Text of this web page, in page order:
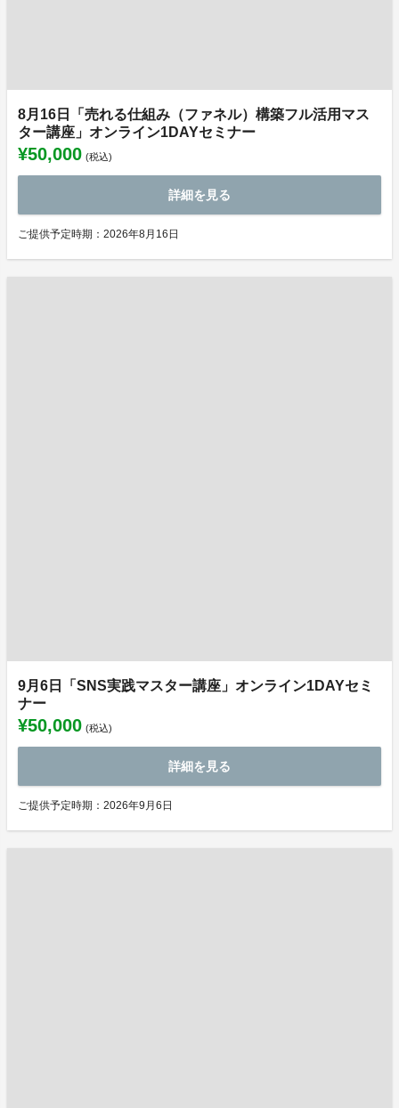
8月16日「売れる仕組み（ファネル）構築フル活用マス
ター講座」オンライン1DAYセミナー
¥50,000 (税込)
詳細を見る
ご提供予定時期：2026年8月16日
9月6日「SNS実践マスター講座」オンライン1DAYセミ
ナー
¥50,000 (税込)
詳細を見る
ご提供予定時期：2026年9月6日